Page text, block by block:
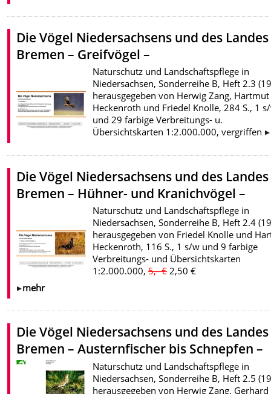
Die Vögel Niedersachsens und des Landes
Bremen – Greifvögel –
Naturschutz und Landschaftspflege in
Niedersachsen, Sonderreihe B, Heft 2.3
herausgegeben von Herwig Zang, Hartmut
Heckenroth und Friedel Knolle, 284 S., 1
und 29 farbige Verbreitungs- u.
Übersichtskarten 1:2.000.000, vergriffen
Die Vögel Niedersachsens und des Landes
Bremen – Hühner- und Kranichvögel –
Naturschutz und Landschaftspflege in
Niedersachsen, Sonderreihe B, Heft 2.4
herausgegeben von Friedel Knolle und
Heckenroth, 116 S., 1 s/w und 9 farbige
Verbreitungs- und Übersichtskarten
1:2.000.000,5,- €2,50 €
mehr
Die Vögel Niedersachsens und des Landes
Bremen – Austernfischer bis Schnepfen –
Naturschutz und Landschaftspflege in
Niedersachsen, Sonderreihe B, Heft 2.5
herausgegeben von Herwig Zang, Gerhard